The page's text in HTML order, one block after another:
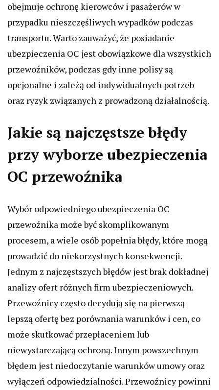
obejmuje ochronę kierowców i pasażerów w
przypadku nieszczęśliwych wypadków podczas
transportu. Warto zauważyć, że posiadanie
ubezpieczenia OC jest obowiązkowe dla wszystkich
przewoźników, podczas gdy inne polisy są
opcjonalne i zależą od indywidualnych potrzeb
oraz ryzyk związanych z prowadzoną działalnością.
Jakie są najczęstsze błędy
przy wyborze ubezpieczenia
OC przewoźnika
Wybór odpowiedniego ubezpieczenia OC
przewoźnika może być skomplikowanym
procesem, a wiele osób popełnia błędy, które mogą
prowadzić do niekorzystnych konsekwencji.
Jednym z najczęstszych błędów jest brak dokładnej
analizy ofert różnych firm ubezpieczeniowych.
Przewoźnicy często decydują się na pierwszą
lepszą ofertę bez porównania warunków i cen, co
może skutkować przepłaceniem lub
niewystarczającą ochroną. Innym powszechnym
błędem jest niedoczytanie warunków umowy oraz
wyłączeń odpowiedzialności. Przewoźnicy powinni